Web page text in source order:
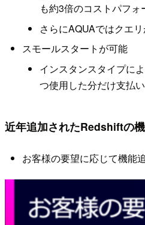
も約3倍のコストパフォ
さらにAQUAではクエ
スモールスタートが可能
インスタンスタイプに
つ使用した分だけ支払い
近年追加されたRedshiftの
お客様の要望に応じて機能